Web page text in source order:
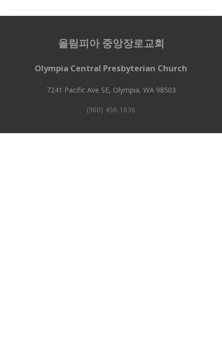
올림피아 중앙장로교회
Olympia Central Presbyterian Church
7241 Pacific Ave SE, Olympia, WA 98503
(360) 456-1636